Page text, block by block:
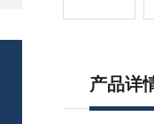
产品详